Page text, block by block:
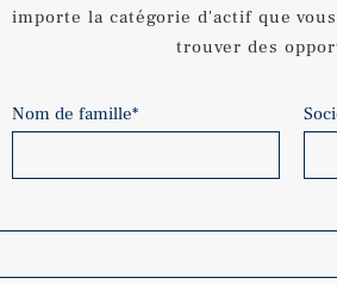
importe la catégorie d'actif que
trouver des
Nom de famille*